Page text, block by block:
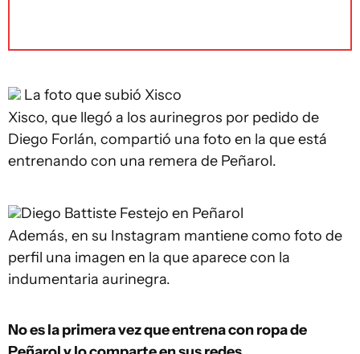
La foto que subió Xisco
Xisco, que llegó a los aurinegros por pedido de
Diego Forlán, compartió una foto en la que está
entrenando con una remera de Peñarol.
Diego Battiste Festejo en Peñarol
Además, en su Instagram mantiene como foto de
perfil una imagen en la que aparece con la
indumentaria aurinegra.
No es la primera vez que entrena con ropa de